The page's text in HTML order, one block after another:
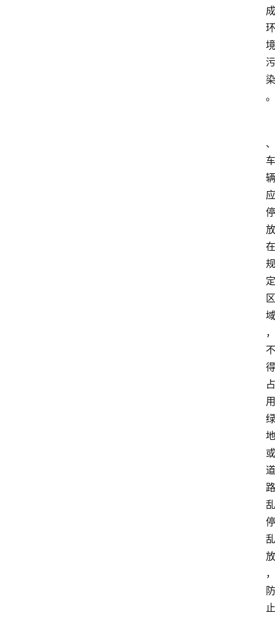
成
环
境
污
染
。
、
车
辆
应
停
放
在
规
定
区
域
，
不
得
占
用
绿
地
或
道
路
乱
停
乱
放
，
防
止